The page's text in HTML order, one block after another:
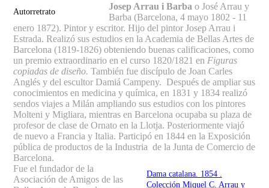
Autorretrato Josep Arrau i Barba o José Arrau y
Barba (Barcelona, 4 mayo 1802 - 11
enero 1872). Pintor y escritor. Hijo del pintor Josep Arrau i
Estrada. Realizó sus estudios en la Academia de Bellas Artes de
Barcelona (1819-1826) obteniendo buenas calificaciones, como
un premio extraordinario en el curso 1820/1821 en Figuras
copiadas de diseño. También fue discípulo de Joan Carles
Anglés y del escultor Damiá Campeny. Después de ampliar sus
conocimientos en medicina y química, en 1831 y 1834 realizó
sendos viajes a Milán ampliando sus estudios con los pintores
Molteni y Migliara, mientras en Barcelona ocupaba su plaza de
profesor de clase de Ornato en la Llotja. Posteriormente viajó
de nuevo a Francia y Italia. Participó en 1844 en la Exposición
pública de productos de la Industria de la Junta de Comercio de
Barcelona.
Dama catalana. 1854 .
Colección Miquel C. Arrau y
Fue el fundador de la
Asociación de Amigos de las